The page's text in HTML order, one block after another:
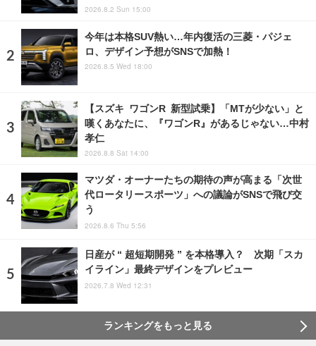
2026.8.2 Sun 15:00
今年は本格SUV熱い…年内復活の三菱・パジェ
ロ、デザイン予想がSNSで加熱！
2026.8.5 Wed 18:00
【スズキ ワゴンR 新型試乗】「MTが少ない」と
嘆くあなたに、『ワゴンR』があるじゃない…中村
孝仁
2026.8.8 Sat 14:00
マツダ・オーナーたちの期待の声が高まる「次世
代ロータリースポーツ」への議論がSNSで飛び交
う
2026.8.6 Thu 5:56
日産が “ 超短期開発 ” を本格導入？ 次期「スカ
イライン」最終デザインをプレビュー
2026.7.8 Wed 12:31
ランキングをもっと見る